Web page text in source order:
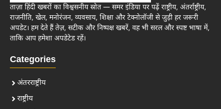
ताज़ा हिंदी खबरों का विश्वसनीय स्रोत — समर इंडिया पर पढ़ें राष्ट्रीय, अंतर्राष्ट्रीय,
राजनीति, खेल, मनोरंजन, व्यवसाय, शिक्षा और टेक्नोलॉजी से जुड़ी हर जरूरी
अपडेट। हम देते हैं तेज़, सटीक और निष्पक्ष खबरें, वह भी सरल और स्पष्ट भाषा में,
ताकि आप हमेशा अपडेटेड रहें।
Categories
अंतरराष्ट्रीय
राष्ट्रीय